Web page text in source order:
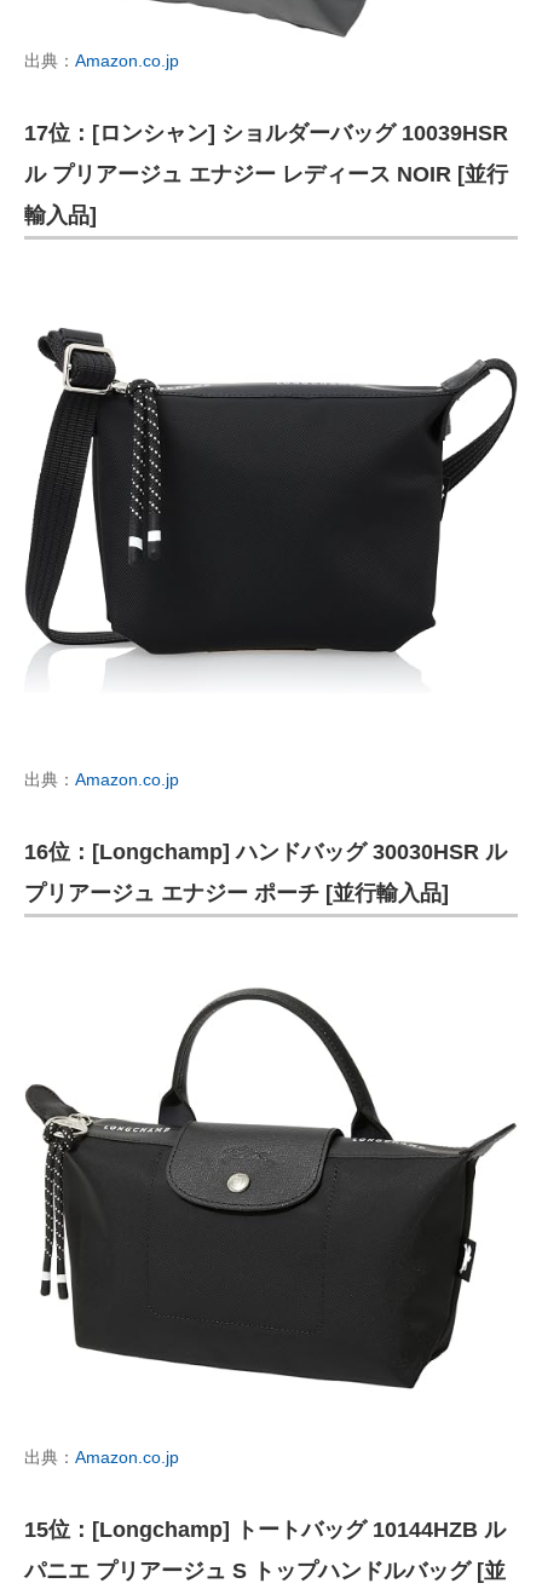
出典： Amazon.co.jp
17位：[ロンシャン] ショルダーバッグ 10039HSR
ル プリアージュ エナジー レディース NOIR [並行
輸入品]
出典： Amazon.co.jp
16位：[Longchamp] ハンドバッグ 30030HSR ル
プリアージュ エナジー ポーチ [並行輸入品]
出典： Amazon.co.jp
15位：[Longchamp] トートバッグ 10144HZB ル
パニエ プリアージュ S トップハンドルバッグ [並